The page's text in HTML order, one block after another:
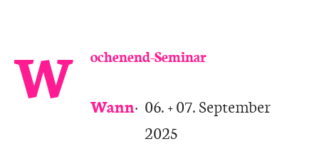
W ochenend-Seminar
Wann: 06. + 07. September
2025